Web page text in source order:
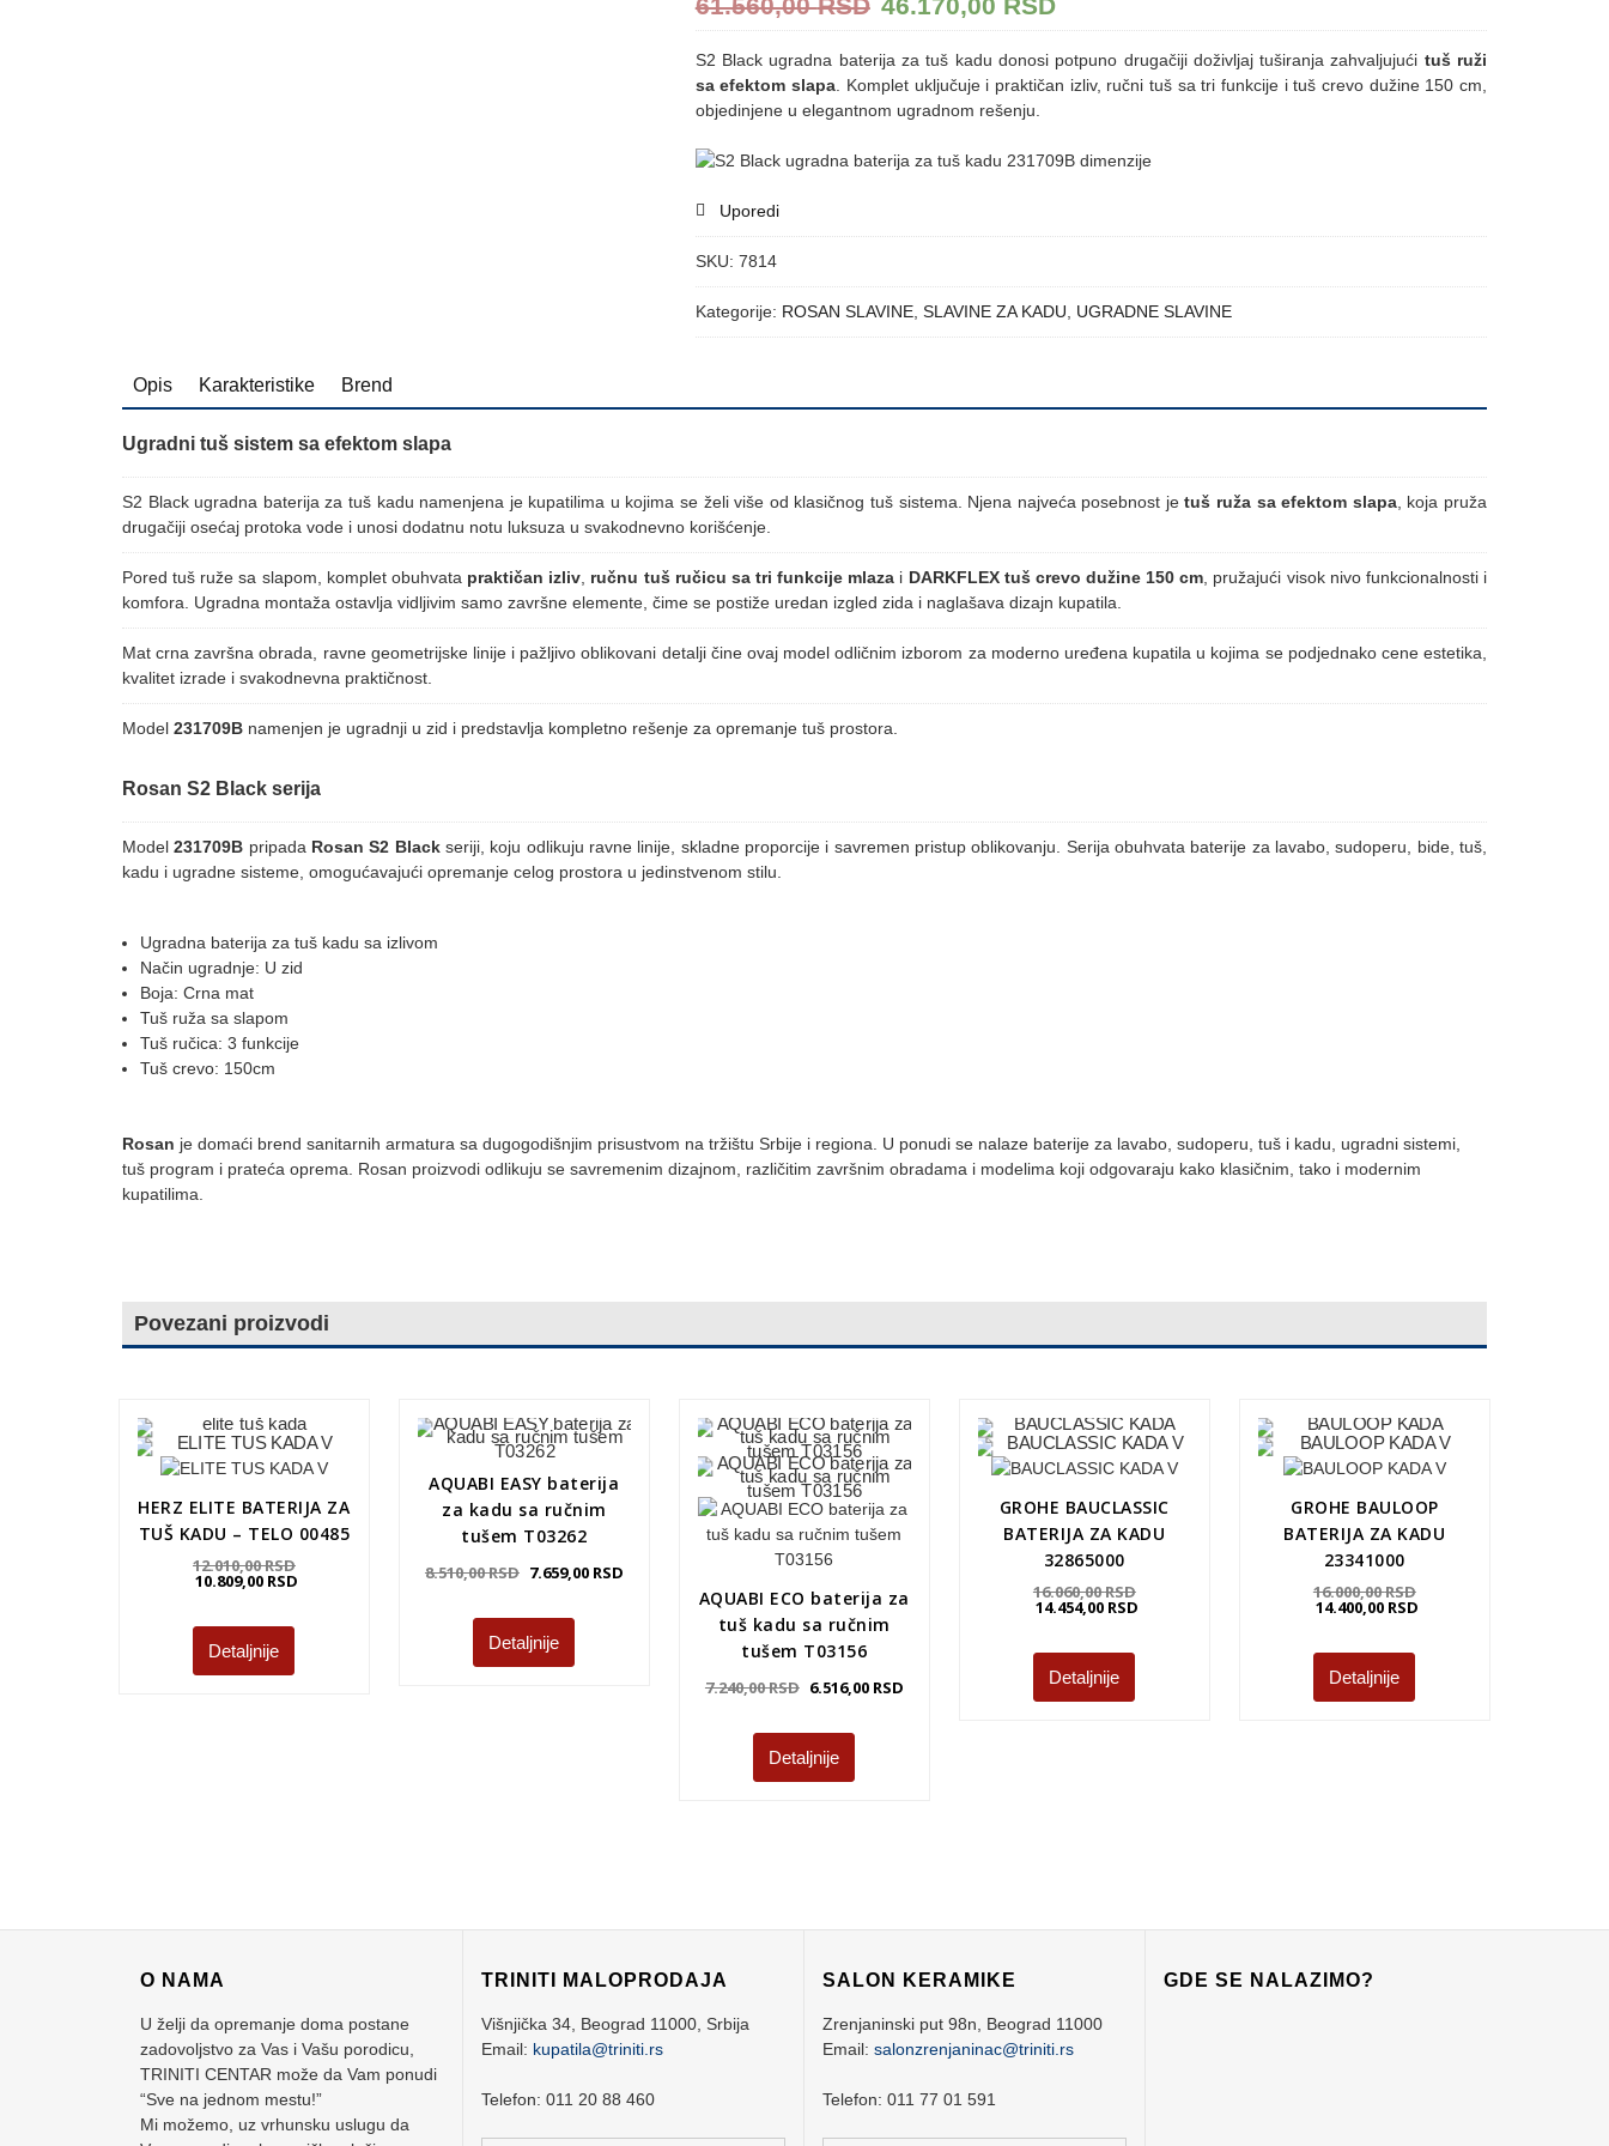
S2 Black ugradna baterija za tuš kadu donosi potpuno drugačiji doživljaj tuširanja zahvaljujući tuš ruži
sa efektom slapa . Komplet uključuje i praktičan izliv, ručni tuš sa tri funkcije i tuš crevo dužine 150 cm,
objedinjene u elegantnom ugradnom rešenju.
Uporedi
SKU: 7814
Kategorije: ROSAN SLAVINE, SLAVINE ZA KADU UGRADNE SLAVINE
Opis Karakteristike Brend
Ugradni tuš sistem sa efektom slapa
S2 Black ugradna baterija za tuš kadu namenjena je kupatilima u kojima se želi više od klasičnog tuš sistema. Njena najveća posebnost jetuš ruža sa efektom slapa, koja pruža
drugačiji osećaj protoka vode i unosi dodatnu notu luksuza u svakodnevno korišćenje.
Pored tuš ruže sa slapom, komplet obuhvata praktičan izliv, ručnu tuš ručicu sa tri funkcije mlaza i DARKFLEX tuš crevo dužine 150 cm, pružajući visok nivo funkcionalnosti i
komfora. Ugradna montaža ostavlja vidljivim samo završne elemente, čime se postiže uredan izgled zida i naglašava dizajn kupatila.
Mat crna završna obrada, ravne geometrijske linije i pažljivo oblikovani detalji čine ovaj model odličnim izborom za moderno uređena kupatila u kojima se podjednako cene estetika,
kvalitet izrade i svakodnevna praktičnost.
Model 231709B namenjen je ugradnji u zid i predstavlja kompletno rešenje za opremanje tuš prostora.
Rosan S2 Black serija
Model231709B pripada Rosan S2 Blackseriji, koju odlikuju ravne linije, skladne proporcije i savremen pristup oblikovanju. Serija obuhvata baterije za lavabo, sudoperu, bide, tuš,
kadu i ugradne sisteme, omogućavajući opremanje celog prostora u jedinstvenom stilu.
Ugradna baterija za tuš kadu sa izlivom
Način ugradnje: U zid
Boja: Crna mat
Tuš ruža sa slapom
Tuš ručica: 3 funkcije
Tuš crevo: 150cm
Rosan je domaći brend sanitarnih armatura sa dugogodišnjim prisustvom na tržištu Srbije i regiona. U ponudi se nalaze baterije za lavabo, sudoperu, tuš i kadu, ugradni sistemi,
tuš program i prateća oprema. Rosan proizvodi odlikuju se savremenim dizajnom, različitim završnim obradama i modelima koji odgovaraju kako klasičnim, tako i modernim
kupatilima.
Povezani proizvodi
HERZ ELITE BATERIJA ZA
TUŠ KADU – TELO 00485
12.010,00RSD
10.809,00 RSD
Detaljnije
AQUABI EASY baterija
za kadu sa ručnim
tušem T03262
8.510,00RSD 7.659,00 RSD
Detaljnije
AQUABI ECO baterija za
tuš kadu sa ručnim
tušem T03156
7.240,00RSD 6.516,00 RSD
Detaljnije
GROHE BAUCLASSIC
BATERIJA ZA KADU
32865000
16.060,00RSD
14.454,00 RSD
Detaljnije
GROHE BAULOOP
BATERIJA ZA KADU
23341000
16.000,00RSD
14.400,00 RSD
Detaljnije
O NAMA
U želji da opremanje doma postane
zadovoljstvo za Vas i Vašu porodicu,
TRINITI CENTAR može da Vam ponudi
“Sve na jednom mestu!”
Mi možemo, uz vrhunsku uslugu da
TRINITI MALOPRODAJA
Višnjička 34, Beograd 11000, Srbija
Email: kupatila@triniti.rs
Telefon: 011 20 88 460
SALON KERAMIKE
Zrenjaninski put 98n, Beograd 11000
Email: salonzrenjaninac@triniti.rs
Telefon: 011 77 01 591
GDE SE NALAZIMO?